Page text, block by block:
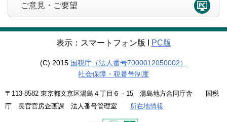
ご意見・ご要望
表示：スマートフォン版 Ι PC版
(C) 2015 国税庁（法人番号7000012050002）
社会保障・税番号制度
〒113-8582 東京都文京区湯島４丁目６－15 湯島地方合同庁舎 国税
庁 長官官房企画課 法人番号管理室 所在地情報